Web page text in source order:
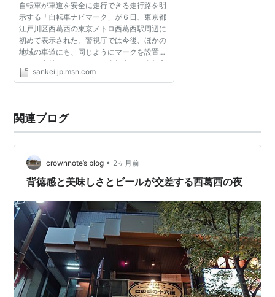
自転車が車道を安全に走行できる走行路を明
示する「自転車ナビマーク」が６日、東京都
江戸川区西葛西の東京メトロ西葛西駅周辺に
初めて表示された。警視庁では今後、ほかの
地域の車道にも、同じようにマークを設置し
ていく方針。 マークは、自転車と、進行方
向を示す矢印が白色で描かれた縦４メートル
sankei.jp.msn.com
関連ブログ
crownnote’s blog • 2ヶ月前
背徳感と美味しさとビールが交差する西葛西の夜